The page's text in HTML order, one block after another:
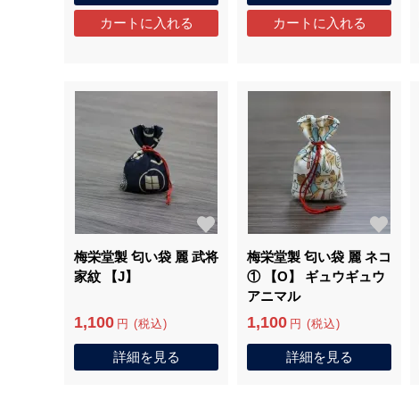
梅栄堂製 匂い袋 麗 武将
家紋 【J】
1,100 円 (税込)
詳細を見る
梅栄堂製 匂い袋 麗 ネコ
① 【O】 ギュウギュウ
アニマル
1,100 円 (税込)
詳細を見る